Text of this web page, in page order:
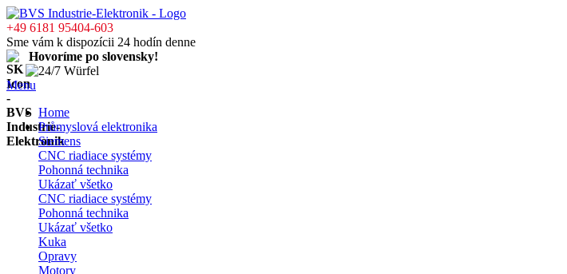
+49 6181 95404-603
Sme vám k dispozícii 24 hodín denne
Hovoríme po slovensky!
Menu
Home
Průmyslová elektronika
Siemens
CNC riadiace systémy
Pohonná technika
Ukázať všetko
CNC riadiace systémy
Pohonná technika
Ukázať všetko
Kuka
Opravy
Motory